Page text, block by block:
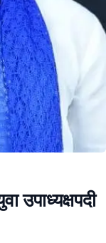
उपाध्यक्षपदी